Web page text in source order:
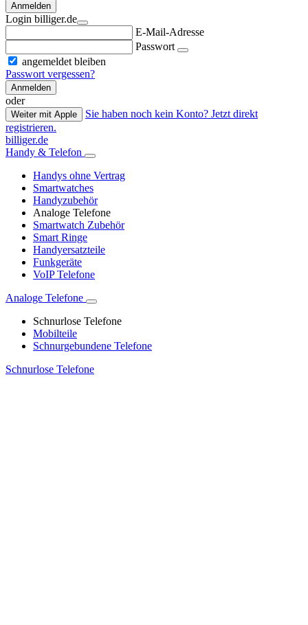
Anmelden
Login billiger.de
E-Mail-Adresse
Passwort
angemeldet bleiben
Passwort vergessen?
Anmelden
oder
Weiter mit Apple
Sie haben noch kein Konto? Jetzt direkt
registrieren.
billiger.de
Handy & Telefon
Handys ohne Vertrag
Smartwatches
Handyzubehör
Analoge Telefone
Smartwatch Zubehör
Smart Ringe
Handyersatzteile
Funkgeräte
VoIP Telefone
Analoge Telefone
Schnurlose Telefone
Mobilteile
Schnurgebundene Telefone
Schnurlose Telefone